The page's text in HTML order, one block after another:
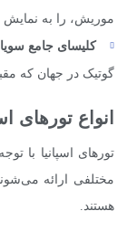
موریش، را به نمایش
کلیسای جامع
گوتیک در جهان که
انواع تورهای
تورهای اسپانیا با
مختلفی ارائه
هستند.